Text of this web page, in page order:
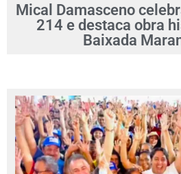
Mical Damasceno
214 e destaca obra
Baixada